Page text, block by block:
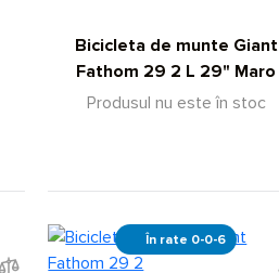
Bicicleta de munte Giant
Fathom 29 2 L 29" Maro
Produsul nu este în stoc
În rate 0-0-6